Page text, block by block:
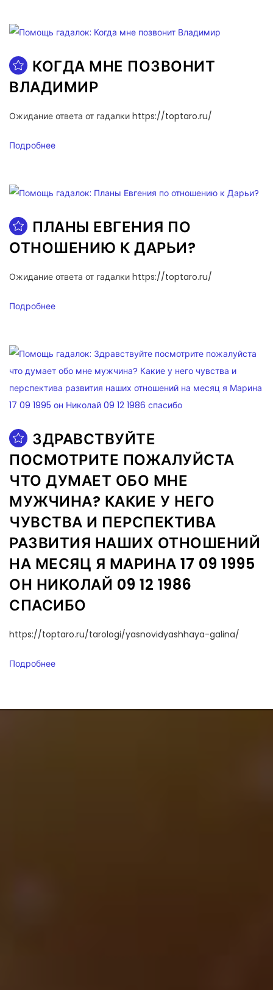
КОГДА МНЕ ПОЗВОНИТ
ВЛАДИМИР
Ожидание ответа от гадалки https://toptaro.ru/
Подробнее
ПЛАНЫ ЕВГЕНИЯ ПО
ОТНОШЕНИЮ К ДАРЬИ?
Ожидание ответа от гадалки https://toptaro.ru/
Подробнее
ЗДРАВСТВУЙТЕ
ПОСМОТРИТЕ ПОЖАЛУЙСТА
ЧТО ДУМАЕТ ОБО МНЕ
МУЖЧИНА? КАКИЕ У НЕГО
ЧУВСТВА И ПЕРСПЕКТИВА
РАЗВИТИЯ НАШИХ ОТНОШЕНИЙ
НА МЕСЯЦ Я МАРИНА 17 09 1995
ОН НИКОЛАЙ 09 12 1986
СПАСИБО
https://toptaro.ru/tarologi/yasnovidyashhaya-galina/
Подробнее